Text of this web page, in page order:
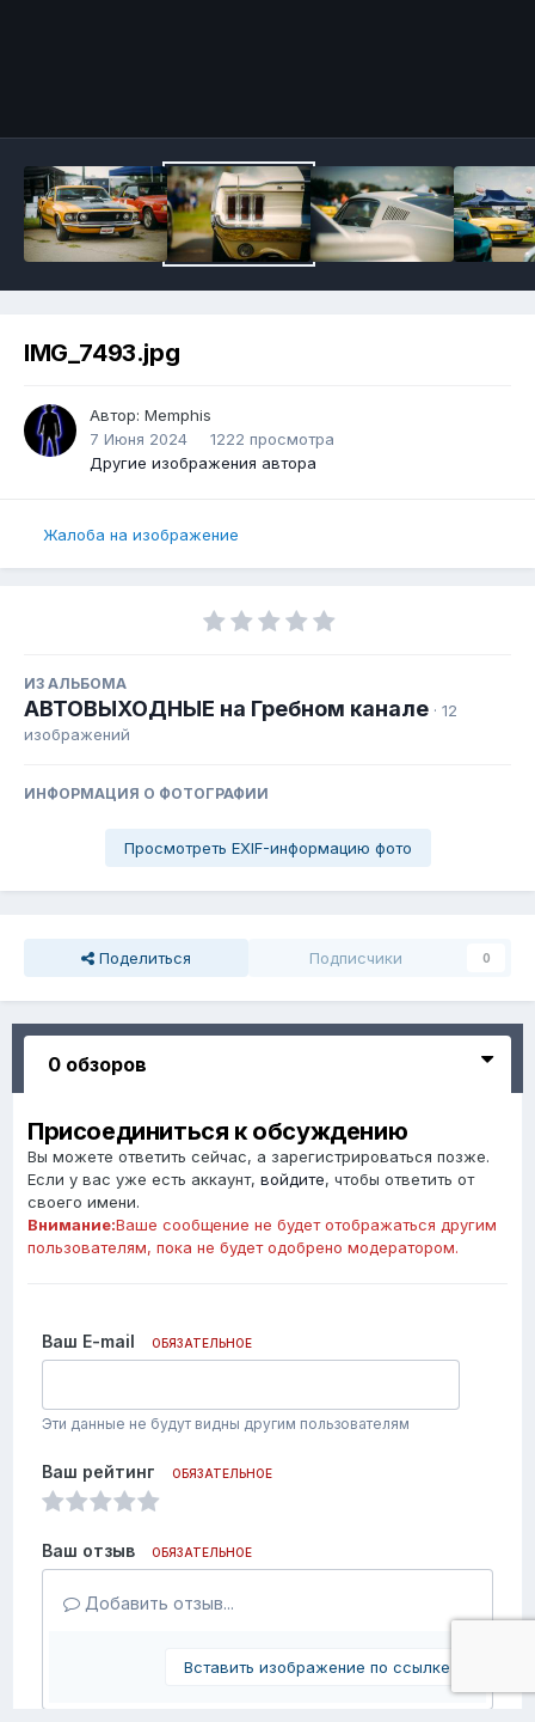
IMG_7493.jpg
Автор: Memphis
7 Июня 2024
1222 просмотра
Другие изображения автора
Жалоба на изображение
ИЗ АЛЬБОМА
АВТОВЫХОДНЫЕ на Гребном канале · 12
изображений
ИНФОРМАЦИЯ О ФОТОГРАФИИ
Просмотреть EXIF-информацию фото
Поделиться Подписчики 0
0 обзоров
Присоединиться к обсуждению
Вы можете ответить сейчас, а зарегистрироваться позже.
Если у вас уже есть аккаунт, войдите, чтобы ответить от
своего имени.
Внимание:Ваше сообщение не будет отображаться другим
пользователям, пока не будет одобрено модератором.
Ваш E-mail ОБЯЗАТЕЛЬНОЕ
Эти данные не будут видны другим пользователям
Ваш рейтинг ОБЯЗАТЕЛЬНОЕ
Ваш отзыв ОБЯЗАТЕЛЬНОЕ
Добавить отзыв...
Вставить изображение по ссылке